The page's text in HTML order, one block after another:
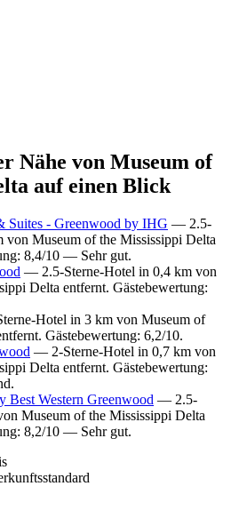
Nähe von Museum of
auf einen Blick
Suites - Greenwood by IHG — 2.5-
von Museum of the Mississippi Delta
8,4/10 — Sehr gut.
— 2.5-Sterne-Hotel in 0,4 km von
Delta entfernt. Gästebewertung:
Hotel in 3 km von Museum of
Gästebewertung: 6,2/10.
— 2-Sterne-Hotel in 0,7 km von
Delta entfernt. Gästebewertung:
Best Western Greenwood — 2.5-
Museum of the Mississippi Delta
8,2/10 — Sehr gut.